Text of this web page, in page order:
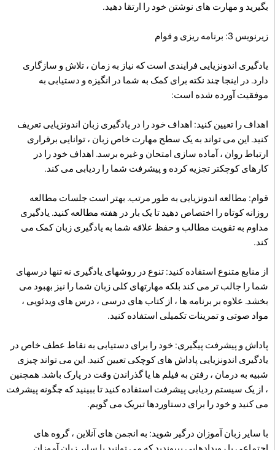
بگیرید و مهارت های نوشتن خود را ارتقا دهید.
زیرنویس 3: برنامه ریزی و قوام
یادگیری اندونزیایی فرایندی است که نیاز به زمان ، تلاش و سازگاری
دارد. در اینجا چند نکته برای کمک به شما در انگیزه و دستیابی به
موفقیت آورده شده است:
اهداف را تعیین کنید: اهداف خود را در یادگیری زبان اندونزیایی تعریف
کنید. این می تواند به یک سطح مهارت خاص زبان ، توانایی برقراری
ارتباط روان ، آماده سازی امتحان و غیره برسد. اهداف خود را در
کارهای کوچکتر تجزیه کرده و پیشرفت شما را ردیابی می کند.
قوام: مطالعه اندونزیایی به طور مرتب. بهتر است جلسات مطالعه
روزانه کوتاه را اختصاص دهید تا یک بار در هفته مطالعه کنید. یادگیری
مداوم به تقویت مطالب و حفظ علاقه شما به یادگیری زبان کمک می
کند.
از منابع متنوع استفاده کنید: تنوع در روشهای یادگیری نه تنها درسهای
شما را جالب تر می کند بلکه مهارتهای کلی زبان شما را نیز بهبود می
بخشد. علاوه بر برنامه ها ، از کتاب های درسی ، درس های ویدئویی ،
مواد صوتی و تمرینات تکمیلی استفاده کنید.
پاداش و پیشرفت پیگیری: خود را برای دستیابی به نقاط عطف خاص در
یادگیری اندونزیایی پاداش های کوچکی تعیین کنید. این می تواند چیزی
شبیه به درمان ، رفتن به فیلم ها یا گذراندن وقت در پارک باشد. همچنین
، از یک سیستم ردیابی پیشرفت استفاده کنید تا ببینید که چگونه پیشرفت
می کنید و خود را برای دستاوردها تبریک می گویم.
با سایر زبان آموزان درگیر شوید: به انجمن های آنلاین ، گروه های